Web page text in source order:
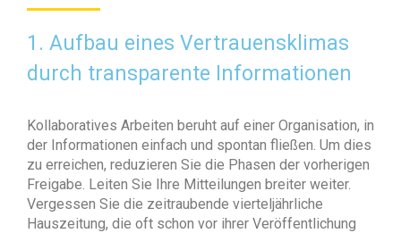
1. Aufbau eines Vertrauensklimas
durch transparente Informationen
Kollaboratives Arbeiten beruht auf einer Organisation, in
der Informationen einfach und spontan fließen. Um dies
zu erreichen, reduzieren Sie die Phasen der vorherigen
Freigabe. Leiten Sie Ihre Mitteilungen breiter weiter.
Vergessen Sie die zeitraubende vierteljährliche
Hauszeitung, die oft schon vor ihrer Veröffentlichung